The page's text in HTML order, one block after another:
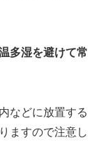
多湿を避けて常
などに放置する
ますので注意し